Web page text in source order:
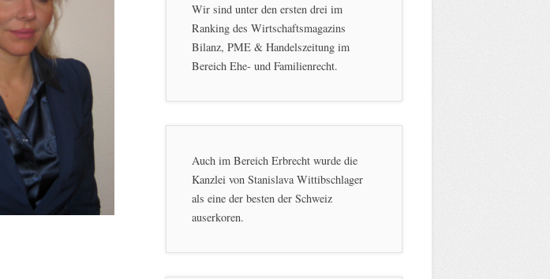
Wir sind unter den ersten drei im
Ranking des Wirtschaftsmagazins
Bilanz, PME & Handelszeitung im
Bereich Ehe- und Familienrecht.
Auch im Bereich Erbrecht wurde die
Kanzlei von Stanislava Wittibschlager
als eine der besten der Schweiz
auserkoren.